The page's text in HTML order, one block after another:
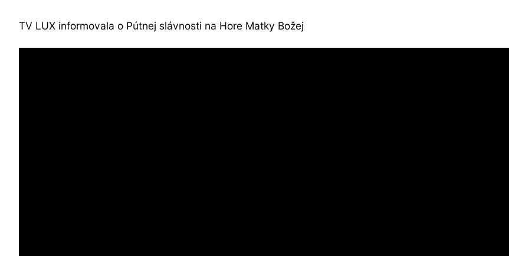
TV LUX informovala o Pútnej slávnosti na Hore Matky Božej